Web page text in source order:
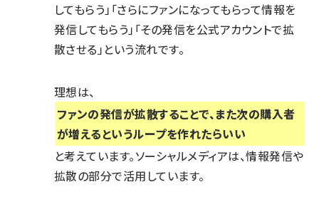
してもらう」「さらにファンになってもらって情報を
発信してもらう」「その発信を公式アカウントで拡
散させる」という流れです。
理想は、
ファンの発信が拡散することで、また次の購入者
が増えるというループを作れたらいい
と考えています。ソーシャルメディアは、情報発信や
拡散の部分で活用しています。